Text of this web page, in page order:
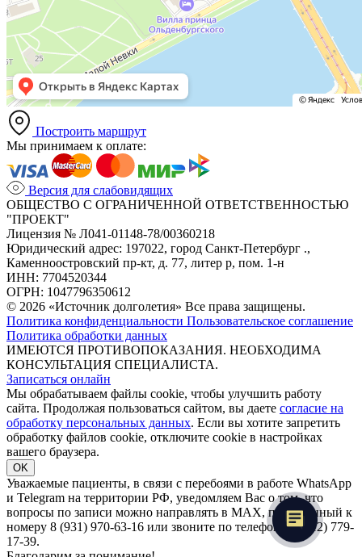
Построить маршрут
Мы принимаем к оплате:
Версия для слабовидящих
ОБЩЕСТВО С ОГРАНИЧЕННОЙ ОТВЕТСТВЕННОСТЬЮ
"ПРОЕКТ"
Лицензия № Л041-01148-78/00360218
Юридический адрес: 197022, город Санкт-Петербург .,
Каменноостровский пр-кт, д. 77, литер р, пом. 1-н
ИНН: 7704520344
ОГРН: 1047796350612
© 2026 «Источник долголетия» Все права защищены.
Политика конфиденциальности Пользовательское соглашение
Политика обработки данных
ИМЕЮТСЯ ПРОТИВОПОКАЗАНИЯ. НЕОБХОДИМА
КОНСУЛЬТАЦИЯ СПЕЦИАЛИСТА.
Записаться онлайн
Мы обрабатываем файлы cookie, чтобы улучшить работу
сайта. Продолжая пользоваться сайтом, вы даете согласие на
обработку персональных данных. Если вы хотите запретить
обработку файлов cookie, отключите cookie в настройках
вашего браузера.
OK
Уважаемые пациенты, в связи с перебоями в работе WhatsApp
и Telegram на территории РФ, уведомляем Вас о том, что
вопросы по записи можно направлять в MAX, привязанный к
номеру 8 (931) 970-63-16 или звоните по телефону 8 (812) 779-
17-39.